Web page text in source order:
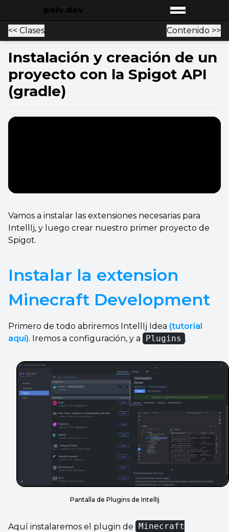
polv.dev Open main
<< Clases Contenido >>
Instalación y creación de un
proyecto con la Spigot API
(gradle)
Vamos a instalar las extensiones necesarias para
IntellIj, y luego crear nuestro primer proyecto de
Spigot.
Instalar la extension
Minecraft Development
Primero de todo abriremos IntellIj Idea (tutorial
aquí). Iremos a configuración, y a Plugins .
Pantalla de Plugins de IntellIj
Aquí instalaremos el plugin de Minecraft